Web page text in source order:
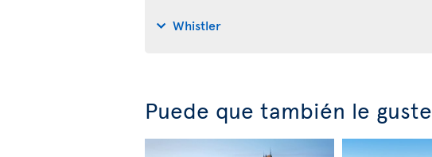
Whistler
Puede que también le guste